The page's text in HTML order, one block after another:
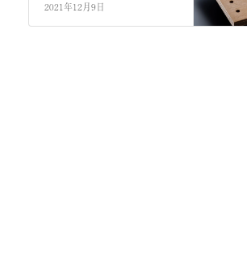
2021年12月9日